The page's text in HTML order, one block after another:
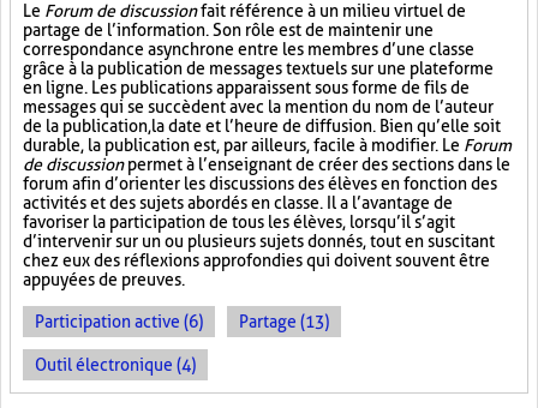
Le Forum de discussionfait référence à un milieu virtuel de
partage de l’information. Son rôle est de maintenir une
correspondance asynchrone entre les membres d’une classe
grâce à la publication de messages textuels sur une plateforme
en ligne. Les publications apparaissent sous forme de fils de
messages qui se succèdent avec la mention du nom de l’auteur
de la publication, la date et l’heure de diffusion. Bien qu’elle soit
durable, la publication est, par ailleurs, facile à modifier. Le Forum
de discussionpermet à l’enseignant de créer des sections dans le
forum afin d’orienter les discussions des élèves en fonction des
activités et des sujets abordés en classe. Il a l’avantage de
favoriser la participation de tous les élèves, lorsqu’il s’agit
d’intervenir sur un ou plusieurs sujets donnés, tout en suscitant
chez eux des réflexions approfondies qui doivent souvent être
appuyées de preuves.
Participation active (6) Partage (13)
Outil électronique (4)